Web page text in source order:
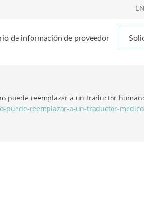
EN
de información de proveedor
puede reemplazar a un traductor
puede-reemplazar-a-un-traductor-